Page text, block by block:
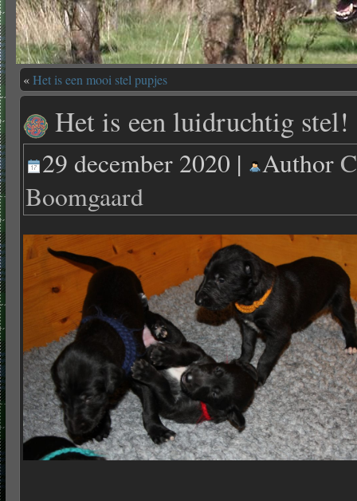
«Het is een mooi stel pupjes
Het is een luidruchtig stel!
29 december 2020 | Author
Boomgaard